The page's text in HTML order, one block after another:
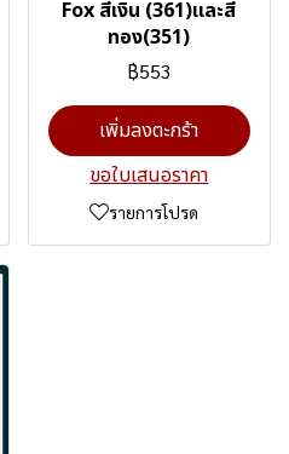
Fox สีเงิน (361)และสี
ทอง(351)
฿553
เพิ่มลงตะกร้า
ขอใบเสนอราคา
รายการโปรด